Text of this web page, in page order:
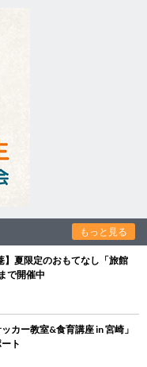
もっと見る
】夏限定のおもてなし「旅館
で開催中
カー教室&食育講座 in 宮崎」
ト